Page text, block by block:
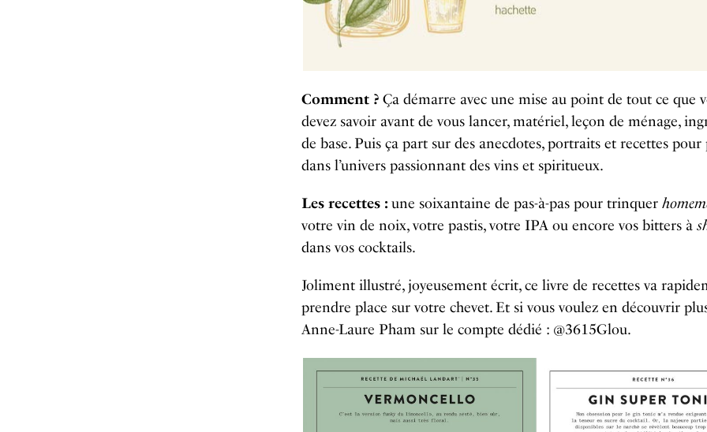
Comment ? Ça démarre avec une mise au point de tout ce que
devez savoir avant de vous lancer, matériel, leçon de ménage,
de base. Puis ça part sur des anecdotes, portraits et recettes
dans l’univers passionnant des vins et spiritueux.
Les recettes : une soixantaine de pas-à-pas pour trinquer
votre vin de noix, votre pastis, votre IPA ou encore vos bitters à
dans vos cocktails.
Joliment illustré, joyeusement écrit, ce livre de recettes va
prendre place sur votre chevet. Et si vous voulez en découvrir
Anne-Laure Pham sur le compte dédié : @3615Glou.